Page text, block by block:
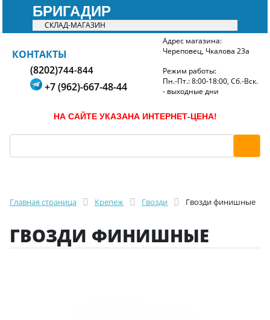
БРИГАДИР
СКЛАД-МАГАЗИН
БРИГАДИР
КОНТАКТЫ
(8202)744-844
+7 (962)-667-48-44
Адрес магазина:
Череповец, Чкалова 23а
Режим работы:
Пн.-Пт.: 8:00-18:00, Сб.-Вск.
- выходные дни
НА САЙТЕ УКАЗАНА ИНТЕРНЕТ-ЦЕНА!
Главная страница Крепеж Гвозди Гвозди финишные
ГВОЗДИ ФИНИШНЫЕ